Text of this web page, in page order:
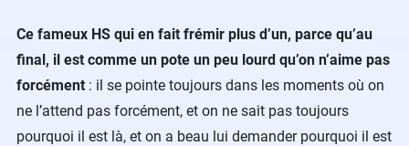
Ce fameux HS qui en fait frémir plus d’un, parce qu’au
final, il est comme un pote un peu lourd qu’on n’aime pas
forcément : il se pointe toujours dans les moments où on
ne l’attend pas forcément, et on ne sait pas toujours
pourquoi il est là, et on a beau lui demander pourquoi il est